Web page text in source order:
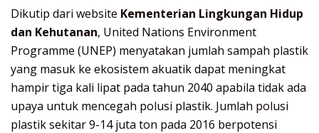
Dikutip dari website Kementerian Lingkungan Hidup
dan Kehutanan, United Nations Environment
Programme (UNEP) menyatakan jumlah sampah plastik
yang masuk ke ekosistem akuatik dapat meningkat
hampir tiga kali lipat pada tahun 2040 apabila tidak ada
upaya untuk mencegah polusi plastik. Jumlah polusi
plastik sekitar 9-14 juta ton pada 2016 berpotensi